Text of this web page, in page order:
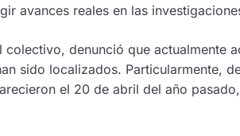
avances reales en las
colectivo, denunció que actualmente
sido localizados. Particularmente,
el 20 de abril del año